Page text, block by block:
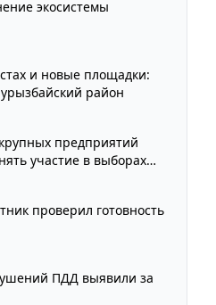
экосистемы
и новые площадки:
район
предприятий
участие в выборах
проверил готовность
ПДД выявили за